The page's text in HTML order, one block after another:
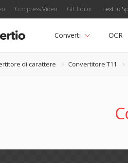
Compress Video GIF Editor Text to
Converti OCR
di carattere Convertitore T11